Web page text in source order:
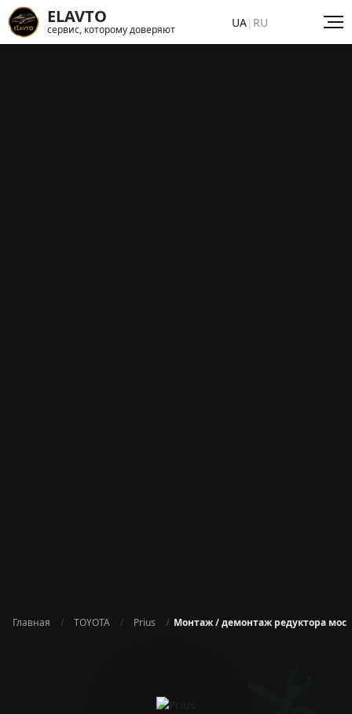
ELAVTO
сервис, которому доверяют UA| RU
Главная TOYOTA Prius Монтаж / демонтаж редуктора